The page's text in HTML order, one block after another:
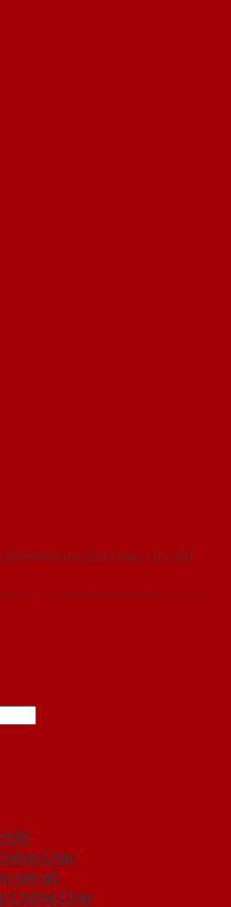
Showroom cửa thép cửa sắt
- www.cuathephanquoc.com |
Cháy
vân gỗ
Chống Cháy